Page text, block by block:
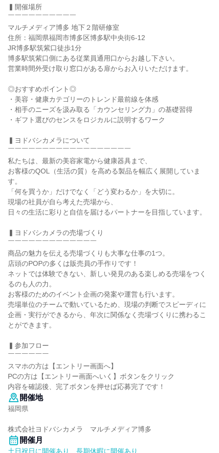
▍開催場所
￣￣￣￣￣￣￣￣￣￣
マルチメディア博多 地下２階研修室
住所：福岡県福岡市博多区博多駅中央街6-12
JR博多駅筑紫口徒歩1分
博多駅筑紫口側にある従業員通用口からお越し下さい。
営業時間外受け取り窓口がある扉からお入りいただけます。
◎おすすめポイント◎
・美容・健康カテゴリーのトレンド最前線を体感
・相手のニーズを汲み取る「カウンセリング力」の基礎習得
・ギフト選びのセンスをロジカルに説明するワーク
▍ヨドバシカメラについて
￣￣￣￣￣￣￣￣￣￣￣￣￣￣￣￣￣￣
私たちは、最新の美容家電から健康器具まで、
お客様のQOL（生活の質）を高める製品を幅広く展開していま
す。
「何を買うか」だけでなく「どう変わるか」を大切に。
現場の社員が自ら考えた売場から、
日々の生活に彩りと自信を届けるパートナーを目指しています。
▍ヨドバシカメラの売場づくり
￣￣￣￣￣￣￣￣￣￣￣￣￣
商品の魅力を伝える売場づくりも大事な仕事の1つ。
店頭のPOPの多くは販売員の手作りです！
ネットでは体験できない、新しい発見のある楽しめる売場をつく
るのも人の力。
お客様のためのイベント企画の発案や運営も行います。
売場単位のチームで動いているため、現場の判断でスピーディに
企画・実行ができるから、年次に関係なく売場づくりに携わるこ
とができます。
▍参加フロー
￣￣￣￣￣￣
スマホの方は【エントリー画面へ】
PCの方は【エントリー画面へいく】ボタンをクリック
内容を確認後、完了ボタンを押せば応募完了です！
開催地
福岡県
株式会社ヨドバシカメラ マルチメディア博多
開催月
土日祝日に開催あり、長期休暇に開催あり